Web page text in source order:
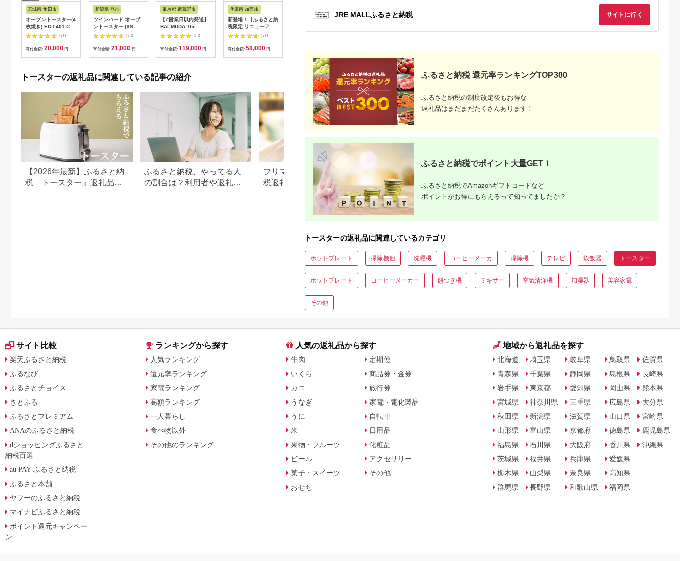
宮城県 角田市
オーブントースター(4
枚焼き) EOT-401-C ア
イボリー
5.0
寄付金額: 20,000 円
新潟県 燕市
ツインバード オーブ
ントースター (TS-
D038W)
5.0
寄付金額: 21,000 円
東京都 武蔵野市
【7営業日以内発送】
BALMUDA The
Toaster Pro ブラック
K11A-SE-BK／JP バ
ルミューダ ザ・トー
ブントースター 家電
温度制御 おしゃれ ス
5.0
寄付金額: 119,000 円
兵庫県 加西市
新登場！【ふるさと納
税限定 リニューアル
モデル】アラジン 4枚
ホワイト 白 グラファ
イトグリル＆トースタ
5.0
寄付金額: 58,000 円
オーブントースター(2
ォームグレー
ホワイトカラー登場！
ー オーブントースタ
ースター」 S1D65
Toaster Pro ホワイト
ブントースター 家電
税
ツインバード オーブ
ントースター (TS-
4044B) コンパクトな
【ふるさと納税】
H188 SHARP ヘル
シオ トースターAX-
トースターの返礼品に関連している記事の紹介
【2026年最新】ふるさと納
税「トースター」返礼品の
ふるさと納税、やってる人
の割合は？利用者や返礼品
フリマアプリのふるさと納
税返礼品の転売はおすす
め？それとも禁止？
楽天ふるさと納税でこだわ
りの家電探し。おすすめラ
ンキングまとめ
JRE MALLふるさと納税 サイトに行く
ふるさと納税 還元率ランキングTOP300
ふるさと納税の制度改定後もお得な
返礼品はまだまだたくさんあります！
ふるさと納税でポイント大量GET！
ふるさと納税でAmazonギフトコードなど
ポイントがお得にもらえるって知ってましたか？
トースターの返礼品に関連しているカテゴリ
ホットプレート 掃除機他 洗濯機 コーヒーメーカ 掃除機 テレビ 炊飯器 トースター
ホットプレート コーヒーメーカー 餅つき機 ミキサー 空気清浄機 加湿器 美容家電
その他
サイト比較
楽天ふるさと納税
ふるなび
ふるさとチョイス
さとふる
ふるさとプレミアム
ANAのふるさと納税
dショッピングふるさと
納税百選
au PAY ふるさと納税
ふるさと本舗
ヤフーのふるさと納税
マイナビふるさと納税
ポイント還元キャンペー
ン
ランキングから探す
人気ランキング
還元率ランキング
家電ランキング
高額ランキング
一人暮らし
食べ物以外
その他のランキング
人気の返礼品から探す
牛肉
いくら
カニ
うなぎ
うに
米
果物・フルーツ
ビール
菓子・スイーツ
おせち
定期便
商品券・金券
旅行券
家電・電化製品
自転車
日用品
化粧品
アクセサリー
その他
地域から返礼品を探す
北海道
青森県
岩手県
宮城県
秋田県
山形県
福島県
茨城県
栃木県
群馬県
埼玉県
千葉県
東京都
神奈川県
新潟県
富山県
石川県
福井県
山梨県
長野県
岐阜県
静岡県
愛知県
三重県
滋賀県
京都府
大阪府
兵庫県
奈良県
和歌山県
鳥取県
島根県
岡山県
広島県
山口県
徳島県
香川県
愛媛県
高知県
福岡県
佐賀県
長崎県
熊本県
大分県
宮崎県
鹿児島県
沖縄県